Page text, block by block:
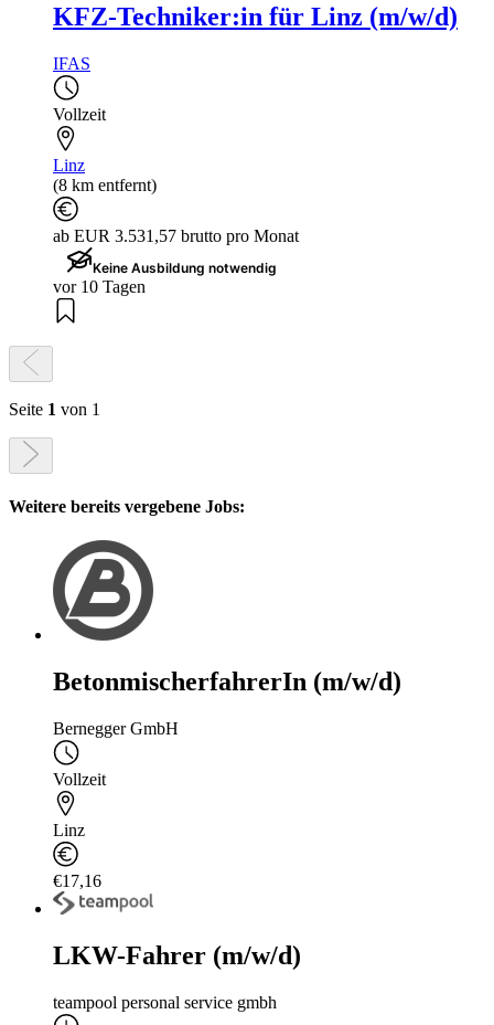
KFZ-Techniker:in für Linz (m/w/d)
IFAS
Vollzeit
Linz
(8 km entfernt)
ab EUR 3.531,57 brutto pro Monat
Keine Ausbildung notwendig
vor 10 Tagen
Seite 1 von 1
Weitere bereits vergebene Jobs:
BetonmischerfahrerIn (m/w/d)
Bernegger GmbH
Vollzeit
Linz
€17,16
LKW-Fahrer (m/w/d)
teampool personal service gmbh